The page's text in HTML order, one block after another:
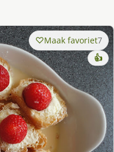
Maak favoriet7
👍